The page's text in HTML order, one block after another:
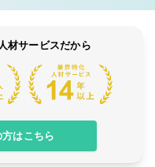
材サービスだから
方はこちら